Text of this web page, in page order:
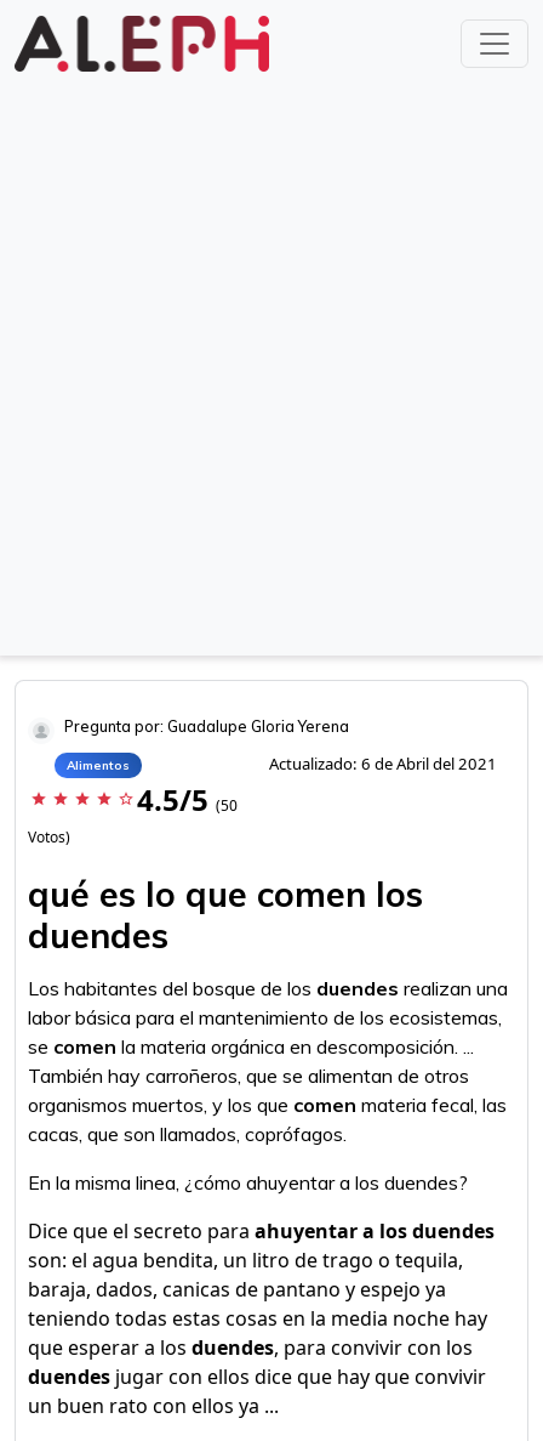
Pregunta por: Guadalupe Gloria Yerena
Alimentos Actualizado: 6 de Abril del 2021
star star star star star_border 4.5/5 (50
Votos)
qué es lo que comen los
duendes
Los habitantes del bosque de los duendes realizan una
labor básica para el mantenimiento de los ecosistemas,
se comen la materia orgánica en descomposición. ...
También hay carroñeros, que se alimentan de otros
organismos muertos, y los que comen materia fecal, las
cacas, que son llamados, coprófagos.
En la misma linea, ¿cómo ahuyentar a los duendes?
Dice que el secreto para ahuyentar a los duendes
son: el agua bendita, un litro de trago o tequila,
baraja, dados, canicas de pantano y espejo ya
teniendo todas estas cosas en la media noche hay
que esperar a los duendes, para convivir con los
duendes jugar con ellos dice que hay que convivir
un buen rato con ellos ya ...